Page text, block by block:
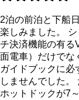
2泊の前泊と下船
楽しみました。
チ決済機能の有る
面電車）だけでな
ガイドブックに必
しませんでした。
ホットドックが7